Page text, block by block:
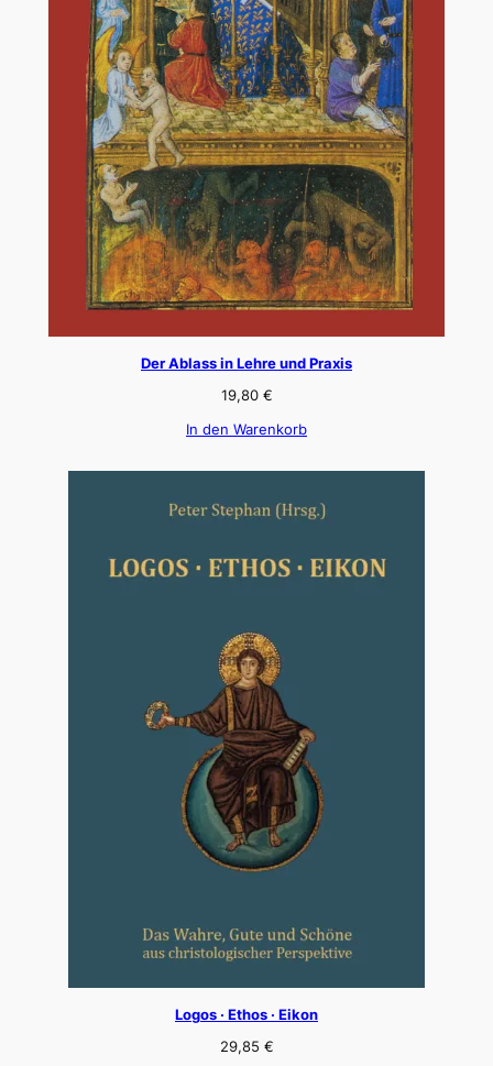
Der Ablass in Lehre und Praxis
19,80 €
In den Warenkorb
Logos · Ethos · Eikon
29,85 €